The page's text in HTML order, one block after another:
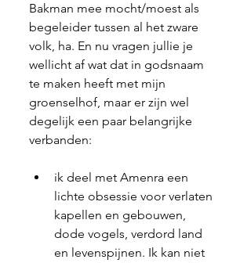
Bakman mee mocht/moest als
begeleider tussen al het zware
volk, ha. En nu vragen jullie je
wellicht af wat dat in godsnaam
te maken heeft met mijn
groenselhof, maar er zijn wel
degelijk een paar belangrijke
verbanden:
ik deel met Amenra een
lichte obsessie voor verlaten
kapellen en gebouwen,
dode vogels, verdord land
en levenspijnen. Ik kan niet